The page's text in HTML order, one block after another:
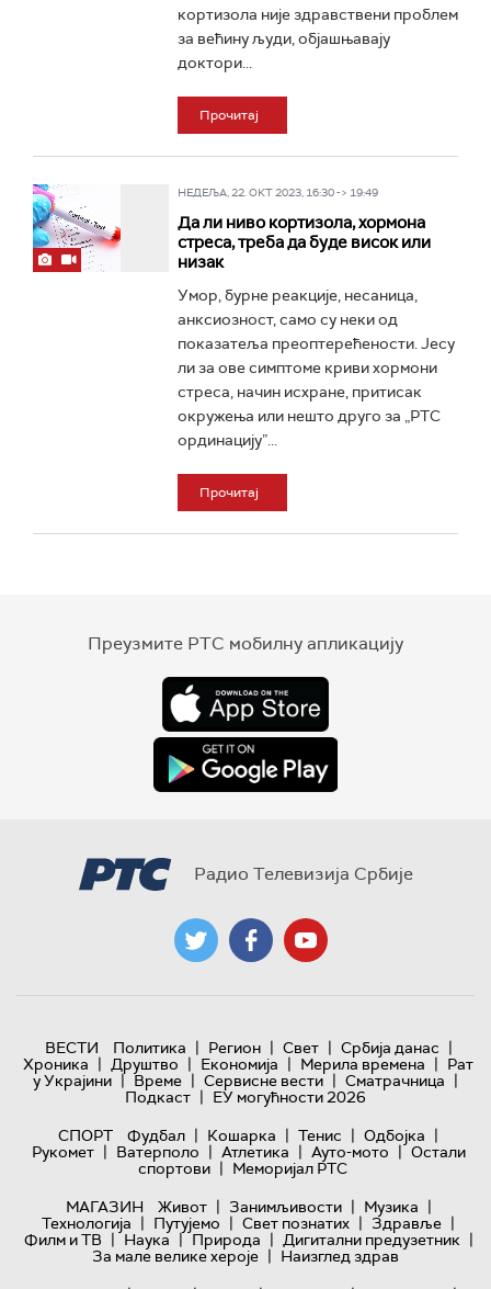
кортизола није здравствени проблем
за већину људи, објашњавају
доктори...
Прочитај
НЕДЕЉА, 22. ОКТ 2023, 16:30 -> 19:49
Да ли ниво кортизола, хормона
стреса, треба да буде висок или
низак
Умор, бурне реакције, несаница,
анксиозност, само су неки од
показатеља преоптерећености. Јесу
ли за ове симптоме криви хормони
стреса, начин исхране, притисак
окружења или нешто друго за „РТС
ординацију”...
Прочитај
Преузмите РТС мобилну апликацију
Радио Телевизија Србије
ВЕСТИ Политика | Регион | Свет | Србија данас |
Хроника | Друштво | Економија | Мерила времена | Рат
у Украјини | Време | Сервисне вести | Сматрачница |
Подкаст | ЕУ могућности 2026
СПОРТ
Фудбал | Кошарка | Тенис | Одбојка |
Рукомет | Ватерполо | Атлетика | Ауто-мото | Остали
спортови | Меморијал РТС
МАГАЗИН
Живот | Занимљивости | Музика |
Технологијa | Путујемо | Свет познатих | Здравље |
Филм и ТВ | Наука | Природа | Дигитални предузетник |
За мале велике хероје | Наизглед здрав